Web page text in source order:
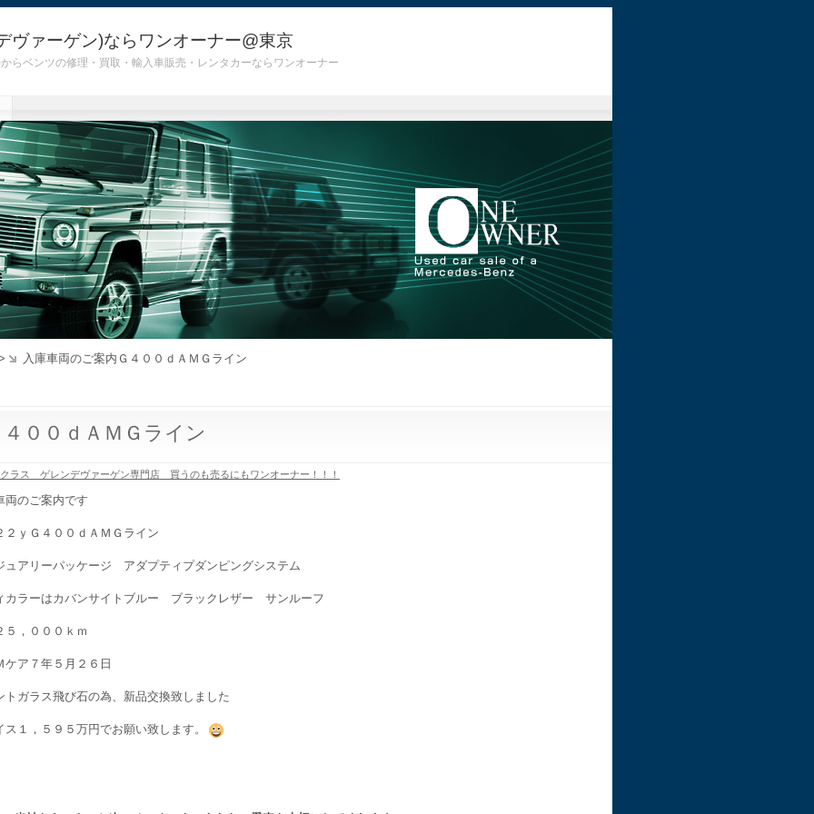
ヴァーゲン)ならワンオーナー@東京
ベンツの修理・買取・輸入車販売・レンタカーならワンオーナー
入庫車両のご案内Ｇ４００ｄＡＭＧライン
００ｄＡＭＧライン
ラス ゲレンデヴァーゲン専門店 買うのも売るにもワンオーナー！！！
両のご案内です
２ｙＧ４００ｄＡＭＧライン
ュアリーパッケージ アダプティプダンピングシステム
カラーはカバンサイトブルー ブラックレザー サンルーフ
５，０００ｋｍ
ケア７年５月２６日
トガラス飛び石の為、新品交換致しました
ス１，５９５万円でお願い致します。